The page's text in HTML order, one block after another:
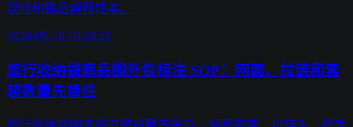
误修和售后解释成本。
2026-05-19 16:10:21
旅行收纳袋商品图外包标注 SOP：网面、拉链和套
装数量先锁住